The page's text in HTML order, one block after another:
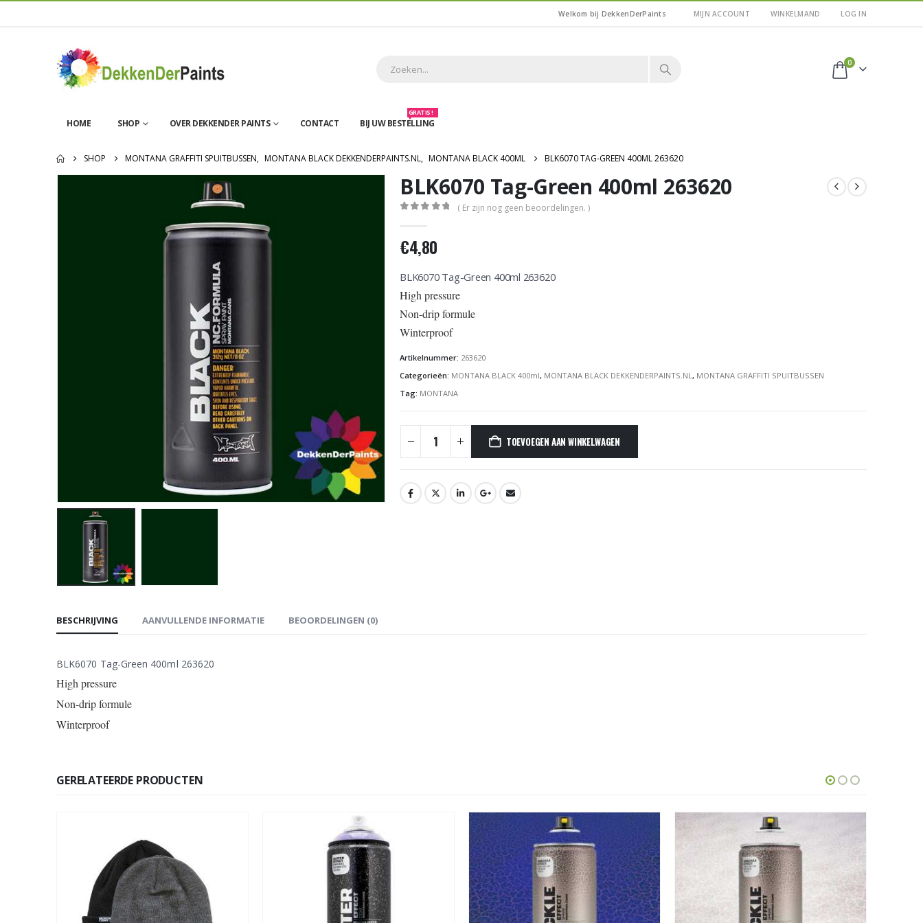
Welkom bij DekkenDerPaints MIJN ACCOUNT WINKELMAND LOG IN
0
HOME SHOP OVER DEKKENDER PAINTS CONTACT BIJ UW BESTELLING
GRATIS !
SHOP MONTANA GRAFFITI SPUITBUSSEN, MONTANA BLACK DEKKENDERPAINTS.NL, MONTANA BLACK 400ML BLK6070 TAG-GREEN 400ML 263620
BLK6070 Tag-Green 400ml 263620
( Er zijn nog geen beoordelingen. )
€4,80
BLK6070 Tag-Green 400ml 263620
High pressure
Non-drip formule
Winterproof
Artikelnummer: 263620
Categorieën: MONTANA BLACK 400ml, MONTANA BLACK DEKKENDERPAINTS.NL, MONTANA GRAFFITI SPUITBUSSEN
Tag: MONTANA
TOEVOEGEN AAN WINKELWAGEN
BESCHRIJVING AANVULLENDE INFORMATIE BEOORDELINGEN (0)
BLK6070 Tag-Green 400ml 263620
High pressure
Non-drip formule
Winterproof
GERELATEERDE PRODUCTEN